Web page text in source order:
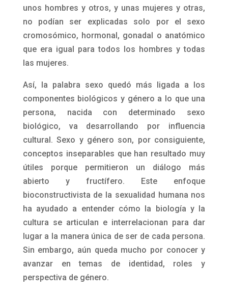
unos hombres y otros, y unas mujeres y otras,
no podían ser explicadas solo por el sexo
cromosómico, hormonal, gonadal o anatómico
que era igual para todos los hombres y todas
las mujeres.
Así, la palabra sexo quedó más ligada a los
componentes biológicos y género a lo que una
persona, nacida con determinado sexo
biológico, va desarrollando por influencia
cultural. Sexo y género son, por consiguiente,
conceptos inseparables que han resultado muy
útiles porque permitieron un diálogo más
abierto y fructífero. Este enfoque
bioconstructivista de la sexualidad humana nos
ha ayudado a entender cómo la biología y la
cultura se articulan e interrelacionan para dar
lugar a la manera única de ser de cada persona.
Sin embargo, aún queda mucho por conocer y
avanzar en temas de identidad, roles y
perspectiva de género.